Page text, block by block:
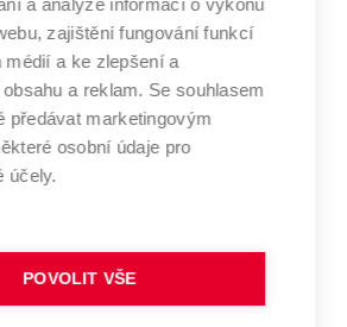
fondů
ContriBUTe
učení
technické
V BRNĚ
www.vut.cz
vut@vutbr.cz
a analýze informací o výkonu
zajištění fungování funkcí
médií a ke zlepšení a
a reklam. Se souhlasem
předávat marketingovým
osobní údaje pro
účely.
POVOLIT VŠE